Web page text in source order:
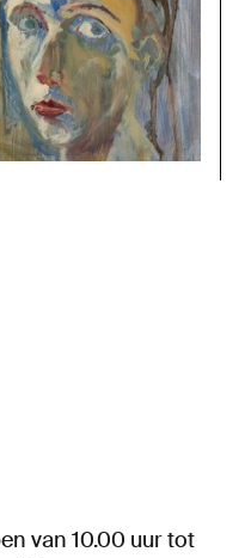
van 10.00 uur tot